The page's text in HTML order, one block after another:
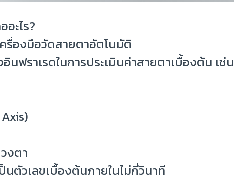
ะไร?
รื่องมือวัดสายตาอัตโนมัติ
นฟราเรดในการประเมินค่าสายตาเบื้องต้น เช่น
งตา
ตัวเลขเบื้องต้นภายในไม่กี่วินาที